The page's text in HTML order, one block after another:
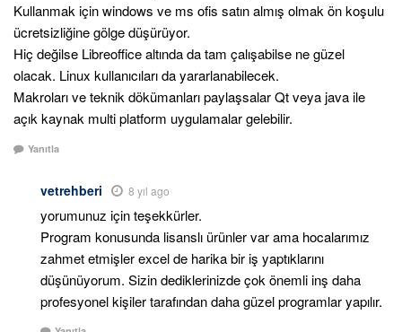
Kullanmak için windows ve ms ofis satın almış olmak ön koşulu
ücretsizliğine gölge düşürüyor.
Hiç değilse Libreoffice altında da tam çalışabilse ne güzel
olacak. Linux kullanıcıları da yararlanabilecek.
Makroları ve teknik dökümanları paylaşsalar Qt veya java ile
açık kaynak multi platform uygulamalar gelebilir.
Yanıtla
vetrehberi 8 yıl ago
yorumunuz için teşekkürler.
Program konusunda lisanslı ürünler var ama hocalarımız
zahmet etmişler excel de harika bir iş yaptıklarını
düşünüyorum. Sizin dediklerinizde çok önemli inş daha
profesyonel kişiler tarafından daha güzel programlar yapılır.